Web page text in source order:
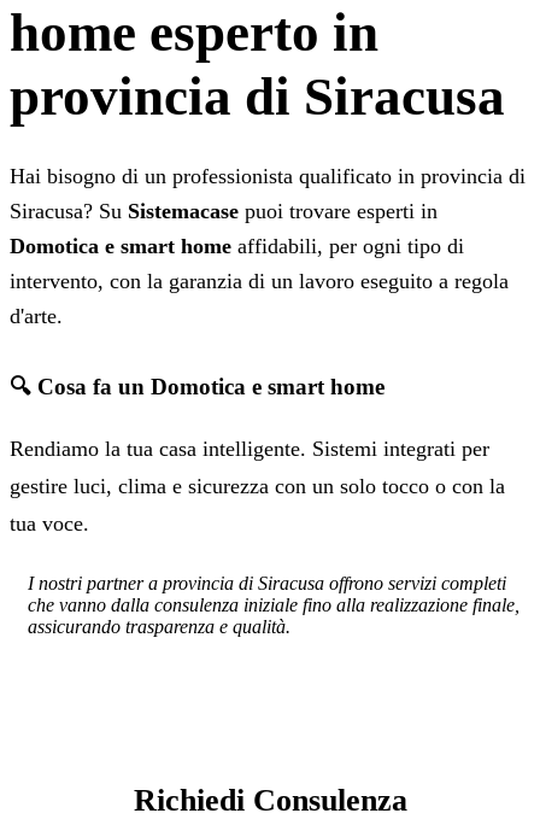
home esperto in
provincia di Siracusa
Hai bisogno di un professionista qualificato in provincia di
Siracusa? Su Sistemacase puoi trovare esperti in
Domotica e smart home affidabili, per ogni tipo di
intervento, con la garanzia di un lavoro eseguito a regola
d'arte.
🔍 Cosa fa un Domotica e smart home
Rendiamo la tua casa intelligente. Sistemi integrati per
gestire luci, clima e sicurezza con un solo tocco o con la
tua voce.
I nostri partner a provincia di Siracusa offrono servizi completi
che vanno dalla consulenza iniziale fino alla realizzazione finale,
assicurando trasparenza e qualità.
Richiedi Consulenza